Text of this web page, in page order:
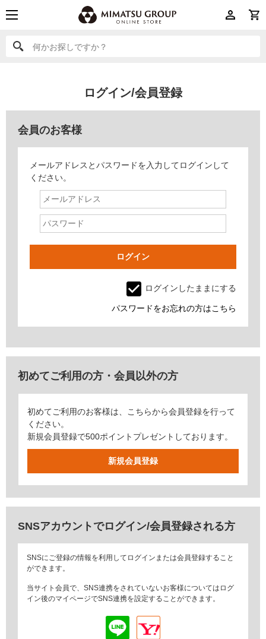
何かお探しですか？
何かお探しですか？
ログイン/会員登録
会員のお客様
メールアドレスとパスワードを入力してログインして
ください。
ログインしたままにする
パスワードをお忘れの方はこちら
SNSアカウントでログイン/会員登録される方
SNSにご登録の情報を利用してログインまたは会員登録すること
ができます。
当サイト会員で、SNS連携をされていないお客様についてはログ
イン後のマイページでSNS連携を設定することができます。
初めてご利用の方・会員以外の方
初めてご利用のお客様は、こちらから会員登録を行って
ください。
新規会員登録で500ポイントプレゼントしております。